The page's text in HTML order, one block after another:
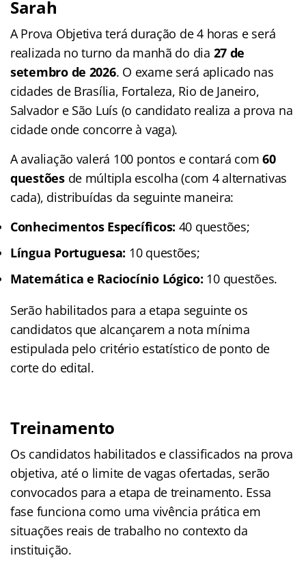
Sarah
A Prova Objetiva terá duração de 4 horas e será
realizada no turno da manhã do dia 27 de
setembro de 2026. O exame será aplicado nas
cidades de Brasília, Fortaleza, Rio de Janeiro,
Salvador e São Luís (o candidato realiza a prova na
cidade onde concorre à vaga).
A avaliação valerá 100 pontos e contará com60
questõesde múltipla escolha (com 4 alternativas
cada), distribuídas da seguinte maneira:
Conhecimentos Específicos: 40 questões;
Língua Portuguesa: 10 questões;
Matemática e Raciocínio Lógico: 10 questões.
Serão habilitados para a etapa seguinte os
candidatos que alcançarem a nota mínima
estipulada pelo critério estatístico de ponto de
corte do edital.
Treinamento
Os candidatos habilitados e classificados na prova
objetiva, até o limite de vagas ofertadas, serão
convocados para a etapa de treinamento. Essa
fase funciona como uma vivência prática em
situações reais de trabalho no contexto da
instituição.